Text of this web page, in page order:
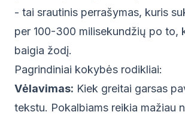
- tai srautinis perrašymas, kuris
per 100-300 milisekundžių po to,
baigia žodį.
Pagrindiniai kokybės rodikliai:
Vėlavimas: Kiek greitai garsas
tekstu. Pokalbiams reikia mažiau